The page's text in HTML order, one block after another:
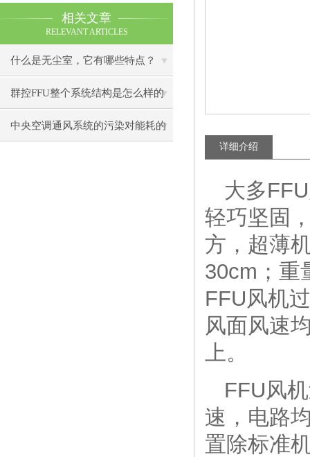
相关文章
RELEVANT ARTICLES
什么是无尘室，它有哪些特点？
群控FFU整个系统结构是怎么样的
呢？
中央空调通风系统的污染对能耗的
详细介绍
大多
轻巧坚固
方，超薄
30cm；重
FFU风机
风面风速
上。
FFU风
速，电路
置除标准